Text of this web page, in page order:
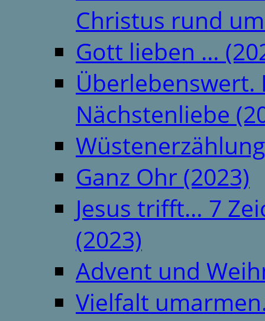
Christus rund
Gott lieben …
Überlebenswert.
Nächstenliebe
Ganz Ohr (2023)
Jesus trifft… 7
(2023)
Advent und
Vielfalt